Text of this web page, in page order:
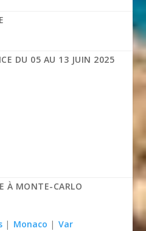
DU 05 AU 13 JUIN 2025
À MONTE-CARLO
| Monaco | Var